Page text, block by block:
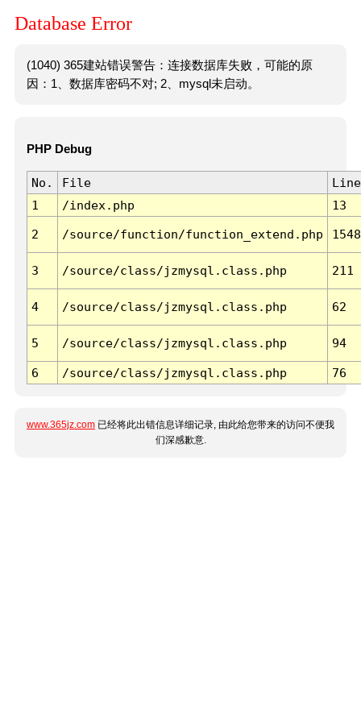
Database Error
(1040) 365建站错误警告：连接数据库失败，可能的原
因：1、数据库密码不对; 2、mysql未启动。
PHP Debug
No. File
Line
1
/index.php 13
2 /source/function/function_extend.php 1548
3 /source/class/jzmysql.class.php 211
4 /source/class/jzmysql.class.php 62
5 /source/class/jzmysql.class.php 94
6 /source/class/jzmysql.class.php 76
www.365jz.com 已经将此出错信息详细记录, 由此给您带来的访问不便我
们深感歉意.